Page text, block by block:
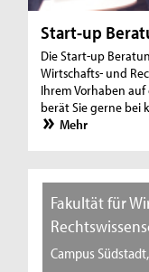
Start-up
Die Start-up
Wirtschafts- und
Ihrem Vorhaben
berät Sie gerne bei
Mehr
Fakultät für
Campus